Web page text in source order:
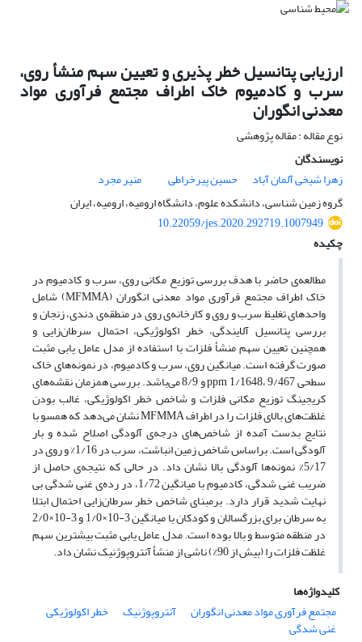
ارزیابی پتانسیل خطر پذیری و تعیین سهم منشأ روی،
سرب و کادمیوم خاک‌ اطراف مجتمع فرآوری مواد
معدنی انگوران
نوع مقاله : مقاله پژوهشی
نویسندگان
زهرا شیخی آلمان آباد
حسین پیرخراطی
منیر مجرد
گروه زمین شناسی، دانشکده علوم، دانشگاه ارومیه، ارومیه، ایران
10.22059/jes.2020.292719.1007949
چکیده
مطالعه‌ی حاضر با هدف بررسی توزیع مکانی روی، سرب و کادمیوم در
خاک اطراف مجتمع‌ فرآوری مواد معدنی انگوران (MFMMA) شامل
واحدهای تغلیظ سرب و روی و کارخانه‌ی روی در منطقه‌ی دندی، زنجان و
بررسی پتانسیل آلایندگی، خطر اکولوژیکی، احتمال سرطان‌زایی و
همچنین تعیین سهم منشأ فلزات با استفاده از مدل عامل یابی مثبت
صورت گرفته است. میانگین روی، سرب و کادمیوم، در نمونه‌های خاک
سطحی ppm 1/1648، 9/467 و 8/9 می‌باشد. بررسی همزمان نقشه‌ها‌ی
کریجینگ توزیع مکانی فلزات و شاخص خطر اکولوژیکی، غالب بودن
غلظت‌های بالای فلزات را در اطراف MFMMA نشان می‌دهد که همسو با
نتایج بدست آمده از شاخص‌های درجه‌ی آلودگی اصلاح شده و بار
آلودگی است. براساس شاخص زمین انباشت، سرب در 1/16% و روی در
5/17% نمونه‌ها آلودگی بالا نشان داد. در حالی که نتیجه‌ی حاصل از
ضریب غنی شدگی، کادمیوم با میانگین 1/72، در رده‌ی غنی شدگی بی
نهایت شدید قرار دارد. برمبنای شاخص خطر سرطان‌زایی احتمال ابتلا
به سرطان برای بزرگسالان و کودکان با میانگین 3-10×1/0 و 3-10×2/0
در منطقه متوسط و بالا بوده است. مدل عامل یابی مثبت بیشترین سهم
غلظت فلزات را (بیش از 90%) ناشی از منشأ آنتروپوژنیک نشان داد.
کلیدواژه‌ها
مجتمع فرآوری مواد معدنی انگوران
آنتروپوژنیک خطر اکولوژیکی
غنی شدگی